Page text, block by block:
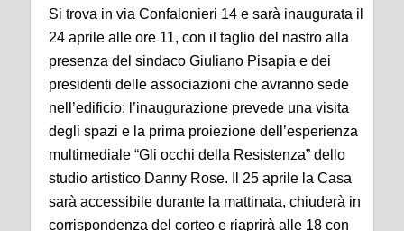
Si trova in via Confalonieri 14 e sarà inaugurata il
24 aprile alle ore 11, con il taglio del nastro alla
presenza del sindaco Giuliano Pisapia e dei
presidenti delle associazioni che avranno sede
nell’edificio: l’inaugurazione prevede una visita
degli spazi e la prima proiezione dell’esperienza
multimediale “Gli occhi della Resistenza” dello
studio artistico Danny Rose. Il 25 aprile la Casa
sarà accessibile durante la mattinata, chiuderà in
corrispondenza del corteo e riaprirà alle 18 con